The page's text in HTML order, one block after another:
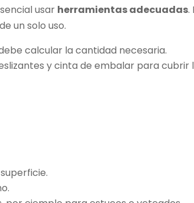
usar herramientas adecuadas.
un solo uso.
calcular la cantidad necesaria.
y cinta de embalar para cubrir